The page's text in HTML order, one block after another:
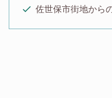
佐世保市街地から